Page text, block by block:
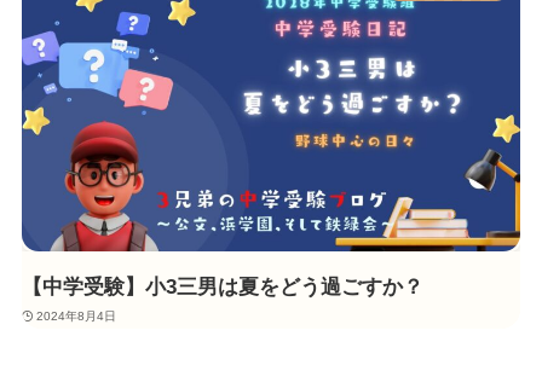
【中学受験】小3三男は夏をどう過ごすか？
2024年8月4日